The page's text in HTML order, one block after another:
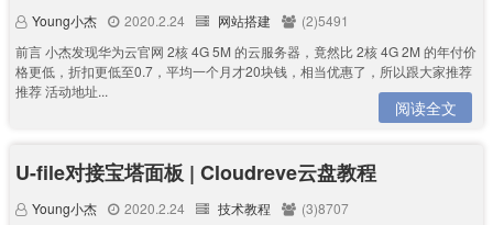
Young小杰 2020.2.24 网站搭建
(2)5491
前言 小杰发现华为云官网 2核 4G 5M 的云服务器，竟然比 2核 4G 2M 的年付价
格更低，折扣更低至0.7，平均一个月才20块钱，相当优惠了，所以跟大家推荐
推荐 活动地址...
阅读全文
U-file对接宝塔面板 | Cloudreve云盘教程
Young小杰 2020.2.24 技术教程
(3)8707